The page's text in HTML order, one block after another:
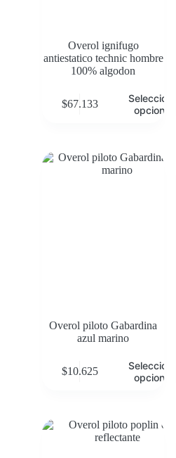
Overol ignifugo
antiestatico technic hombre
100% algodon
$67.133
Seleccionar
opciones
Overol piloto Gabardina
azul marino
$10.625
Seleccionar
opciones